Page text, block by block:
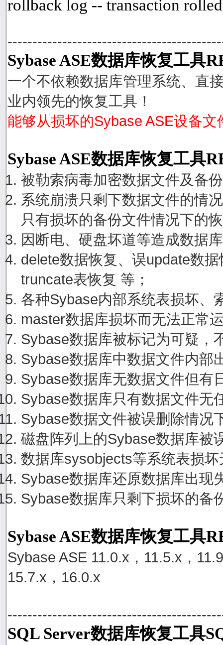
rollback log -- transaction
Sybase ASE数据库恢复工具
一个不依赖数据库管理系统、直
业内领先的恢复工具！
能够从损坏的Sybase ASE设备
Sybase ASE数据库恢复工具
被勒索病毒加密数据文件及备
系统崩溃只剩下数据文件的情
只有损坏的备份文件情况下的
因断电、硬盘坏道等造成数据
delete数据恢复、误update数
truncate表恢复 等；
各种Sybase内部系统表损坏、
master数据库损坏而无法正常
Sybase数据库被标记为可疑，
Sybase数据库中数据文件内部
Sybase数据库无数据文件但有
Sybase数据库只有数据文件无
Sybase数据文件被误删除情况
磁盘阵列上的Sybase数据库被
数据库sysobjects等系统表损
Sybase数据库还原数据库出现
Sybase数据库只剩下损坏的备
Sybase ASE数据库恢复工具
Sybase ASE 11.0.x，11.5.x，
15.7.x，16.0.x
SQL Server数据库恢复工具